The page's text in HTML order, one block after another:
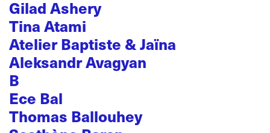
Gilad Ashery
Tina Atami
Atelier Baptiste & Jaïna
Aleksandr Avagyan
B
Ece Bal
Thomas Ballouhey